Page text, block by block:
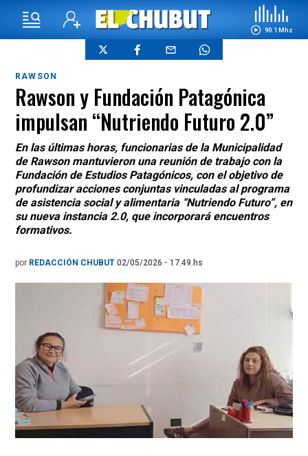
90.1 Mhz
RAWSON
Rawson y Fundación Patagónica
impulsan “Nutriendo Futuro 2.0”
En las últimas horas, funcionarias de la Municipalidad
de Rawson mantuvieron una reunión de trabajo con la
Fundación de Estudios Patagónicos, con el objetivo de
profundizar acciones conjuntas vinculadas al programa
de asistencia social y alimentaria “Nutriendo Futuro”, en
su nueva instancia 2.0, que incorporará encuentros
formativos.
por REDACCIÓN CHUBUT 02/05/2026 - 17.49.hs